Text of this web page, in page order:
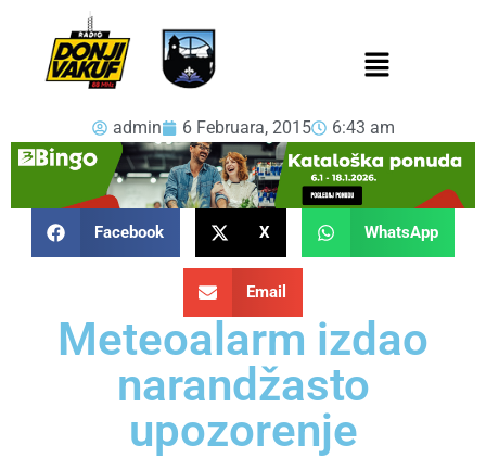
admin 6 Februara, 2015 6:43 am
Facebook X WhatsApp
Email
Meteoalarm izdao
narandžasto
upozorenje